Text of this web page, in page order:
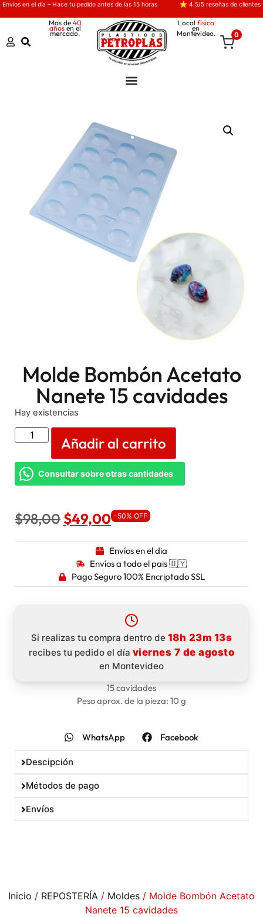
Envíos en el día – Hace tu pedido antes de las 15 horas ⭐ 4.5/5 reseñas de clientes
Mas de 40
añosen el
mercado.
Local físico
en
Montevideo. 0
Molde Bombón Acetato
Nanete 15 cavidades
Hay existencias
Añadir al carrito
Consultar sobre otras cantidades
$98,00 $49,00 -50% OFF
Envíos en el dia
Envíos a todo el pais 🇺🇾
Pago Seguro 100% Encriptado SSL
Si realizas tu compra dentro de 18h 23m 12s
recibes tu pedido el día viernes 7 de agosto
en Montevideo
15 cavidades
Peso aprox. de la pieza: 10 g
WhatsApp Facebook
Descipción
Métodos de pago
Envíos
Inicio / REPOSTERÍA / Moldes / Molde Bombón Acetato
Nanete 15 cavidades